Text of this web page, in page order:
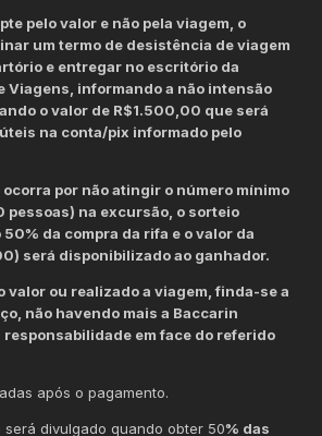
pelo valor e não pela viagem, o
um termo de desistência de viagem
e entregar no escritório da
Viagens, informando a não intensão
o valor de R$1.500,00 que será
na conta/pix informado pelo
ocorra por não atingir o número mínimo
pessoas) na excursão, o sorteio
da compra da rifa e o valor da
será disponibilizado ao ganhador.
valor ou realizado a viagem, finda-se a
não havendo mais a Baccarin
responsabilidade em face do referido
após o pagamento.
será divulgado quando obter 50% das